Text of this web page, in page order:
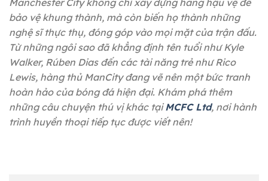
bảo vệ khung thành, mà còn biến họ thành những
nghệ sĩ thực thụ, đóng góp vào mọi mặt của trận đấu.
Từ những ngôi sao đã khẳng định tên tuổi như Kyle
Walker, Rúben Dias đến các tài năng trẻ như Rico
Lewis, hàng thủ ManCity đang vẽ nên một bức tranh
hoàn hảo của bóng đá hiện đại. Khám phá thêm
những câu chuyện thú vị khác tạiMCFC Ltd, nơi hành
trình huyền thoại tiếp tục được viết nên!